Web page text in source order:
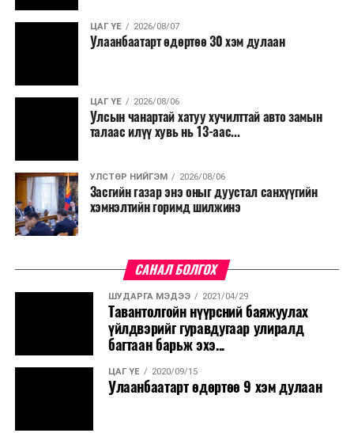
ЦАГ ҮЕ 2026/08/07
Улаанбаатарт өдөртөө 30 хэм дулаан
ЦАГ ҮЕ 2026/08/06
Улсын чанартай хатуу хучилттай авто замын
талаас илүү хувь нь 13-аас...
УЛСТӨР НИЙГЭМ 2026/08/06
Засгийн газар энэ оныг дуустал санхүүгийн
хэмнэлтийн горимд шилжинэ
САНАЛ БОЛГОХ
ШУДАРГА МЭДЭЭ 2021/04/29
Тавантолгойн нүүрсний баяжуулах
үйлдвэрийг гуравдугаар улиралд
багтаан барьж эхэ...
ЦАГ ҮЕ 2020/09/15
Улаанбаатарт өдөртөө 9 хэм дулаан